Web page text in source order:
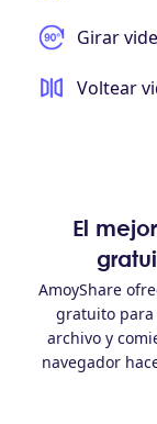
Girar
Voltear
El
AmoyShare
gratuito para
archivo y
navegador